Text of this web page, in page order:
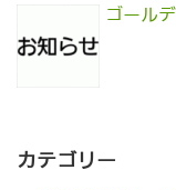
ゴール
カテゴリー